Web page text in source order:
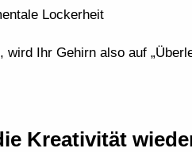
Lockerheit
Ihr Gehirn also auf
Kreativität